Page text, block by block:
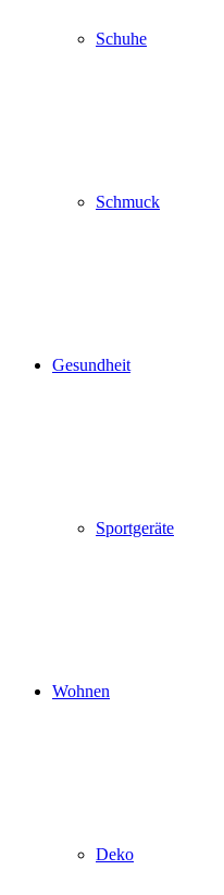
Schuhe
Schmuck
Gesundheit
Sportgeräte
Wohnen
Deko